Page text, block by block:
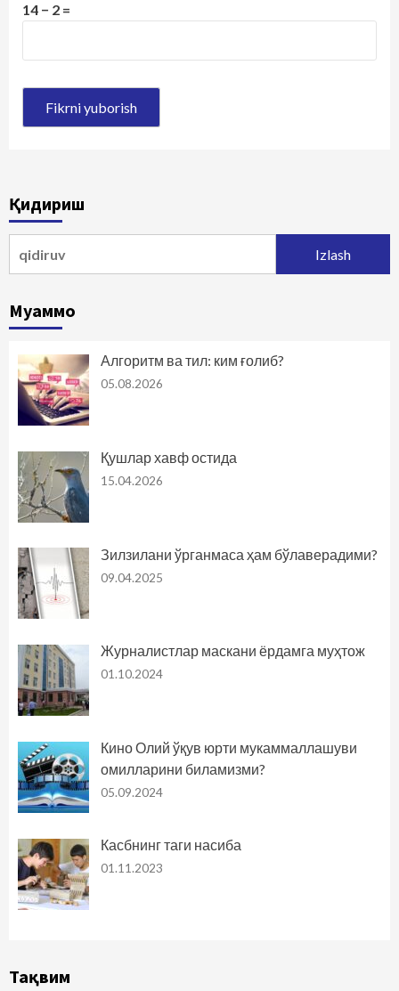
14 − 2 =
Қидириш
Муаммо
Алгоритм ва тил: ким ғолиб?
05.08.2026
Қушлар хавф остида
15.04.2026
Зилзилани ўрганмаса ҳам бўлаверадими?
09.04.2025
Журналистлар маскани ёрдамга муҳтож
01.10.2024
Кино Олий ўқув юрти мукаммаллашуви
омилларини биламизми?
05.09.2024
Касбнинг таги насиба
01.11.2023
Тақвим